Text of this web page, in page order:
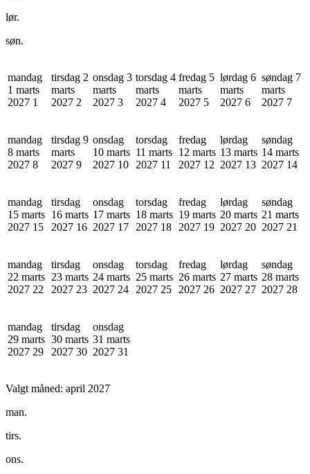
lør.
søn.
mandag
1 marts
2027 1
tirsdag 2
marts
2027 2
onsdag 3
marts
2027 3
torsdag 4
marts
2027 4
fredag 5
marts
2027 5
lørdag 6
marts
2027 6
søndag 7
marts
2027 7
mandag
8 marts
2027 8
tirsdag 9
marts
2027 9
onsdag
10 marts
2027 10
torsdag
11 marts
2027 11
fredag
12 marts
2027 12
lørdag
13 marts
2027 13
søndag
14 marts
2027 14
mandag
15 marts
2027 15
tirsdag
16 marts
2027 16
onsdag
17 marts
2027 17
torsdag
18 marts
2027 18
fredag
19 marts
2027 19
lørdag
20 marts
2027 20
søndag
21 marts
2027 21
mandag
22 marts
2027 22
tirsdag
23 marts
2027 23
onsdag
24 marts
2027 24
torsdag
25 marts
2027 25
fredag
26 marts
2027 26
lørdag
27 marts
2027 27
søndag
28 marts
2027 28
mandag
29 marts
2027 29
tirsdag
30 marts
2027 30
onsdag
31 marts
2027 31
Valgt måned: april 2027
man.
tirs.
ons.